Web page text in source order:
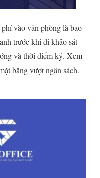
vào văn phòng là bao
trước khi đi khảo sát
và thời điểm ký. Xem
bằng vượt ngân sách.